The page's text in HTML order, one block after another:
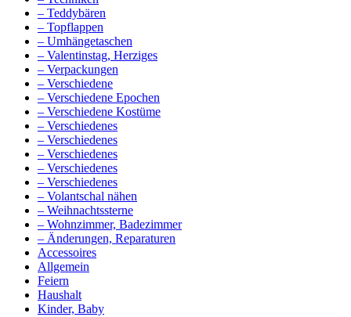
– Teddybären
– Topflappen
– Umhängetaschen
– Valentinstag, Herziges
– Verpackungen
– Verschiedene
– Verschiedene Epochen
– Verschiedene Kostüme
– Verschiedenes
– Verschiedenes
– Verschiedenes
– Verschiedenes
– Verschiedenes
– Volantschal nähen
– Weihnachtssterne
– Wohnzimmer, Badezimmer
– Änderungen, Reparaturen
Accessoires
Allgemein
Feiern
Haushalt
Kinder, Baby